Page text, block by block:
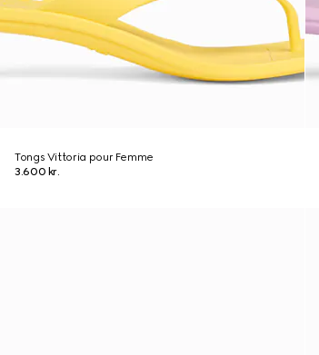
Tongs Vittoria pour Femme
3.600 kr.